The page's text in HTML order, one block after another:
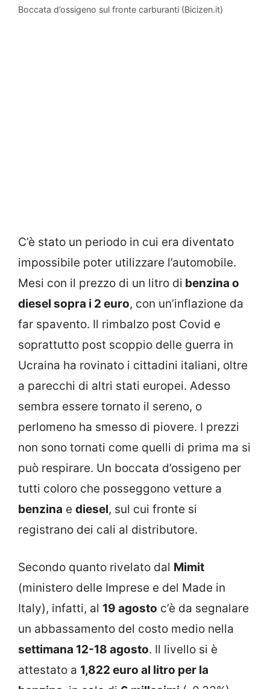
Boccata d’ossigeno sul fronte carburanti (Bicizen.it)
C’è stato un periodo in cui era diventato
impossibile poter utilizzare l’automobile.
Mesi con il prezzo di un litro di benzina o
diesel sopra i 2 euro, con un’inflazione da
far spavento. Il rimbalzo post Covid e
soprattutto post scoppio delle guerra in
Ucraina ha rovinato i cittadini italiani, oltre
a parecchi di altri stati europei. Adesso
sembra essere tornato il sereno, o
perlomeno ha smesso di piovere. I prezzi
non sono tornati come quelli di prima ma si
può respirare. Un boccata d’ossigeno per
tutti coloro che posseggono vetture a
benzina e diesel, sul cui fronte si
registrano dei cali al distributore.
Secondo quanto rivelato dal Mimit
(ministero delle Imprese e del Made in
Italy), infatti, al 19 agosto c’è da segnalare
un abbassamento del costo medio nella
settimana 12-18 agosto. Il livello si è
attestato a 1,822 euro al litro per la